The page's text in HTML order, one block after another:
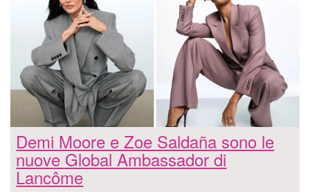
Demi Moore e Zoe Saldaña sono le
nuove Global Ambassador di
Lancôme